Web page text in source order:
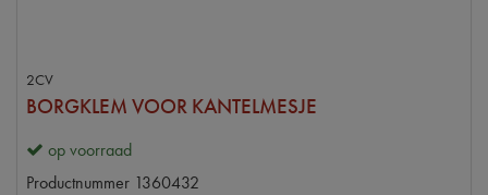
2CV
BORGKLEM VOOR KANTELMESJE
op voorraad
Productnummer 1360432